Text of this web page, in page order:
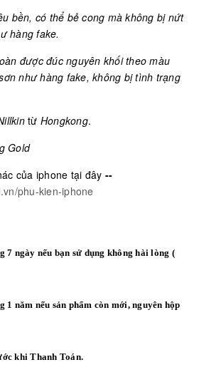
bền, có thể bẻ cong mà không bị nứt
hàng fake.
được đúc nguyên khối theo màu
như hàng fake, không bị tình trạng
từ Hongkong.
Gold
của iphone tại đây --
phu-kien-iphone
7 ngày nếu bạn sử dụng không hài lòng (
năm nếu sản phẩm còn mới, nguyên hộp
khi Thanh Toán.